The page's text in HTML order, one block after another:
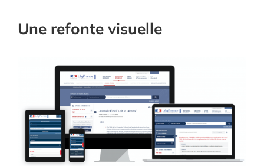
Une refonte visuelle